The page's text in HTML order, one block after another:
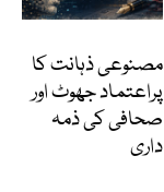
مصنوعی ذہانت کا
پراعتماد جھوٹ اور
صحافی کی ذمہ
داری